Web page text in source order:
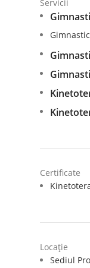
Servicii
Certificate
Locație
Sediul